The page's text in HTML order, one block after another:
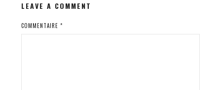
LEAVE A COMMENT
COMMENTAIRE *